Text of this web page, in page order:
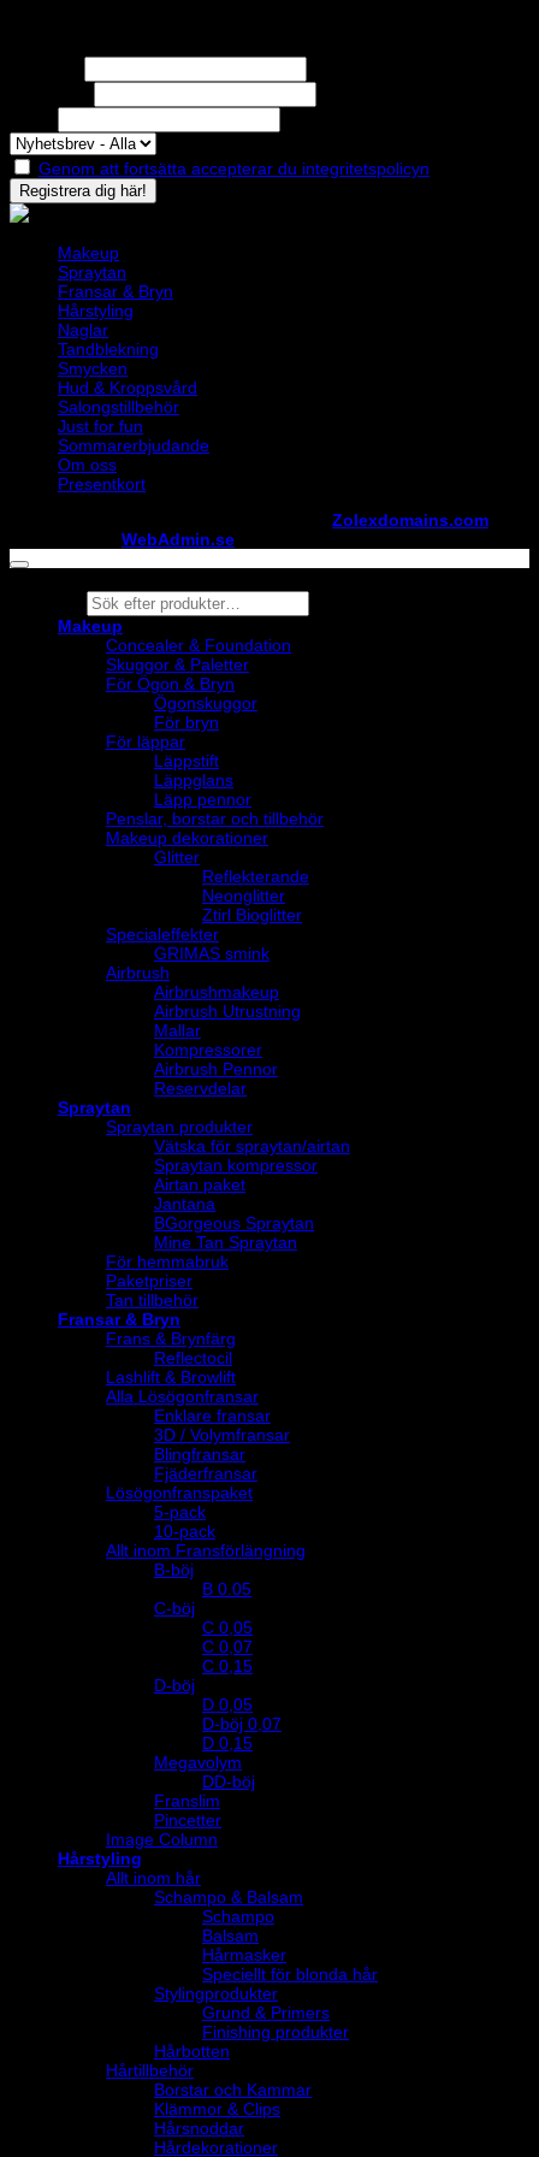
Genom att fortsätta accepterar du integritetspolicyn
Makeup
Spraytan
Fransar & Bryn
Hårstyling
Naglar
Tandblekning
Smycken
Hud & Kroppsvård
Salongstillbehör
Just for fun
Sommarerbjudande
Om oss
Presentkort
Zolexdomains.com
WebAdmin.se
Products
search
Makeup
Concealer & Foundation
Skuggor & Paletter
För Ögon & Bryn
Ögonskuggor
För bryn
För läppar
Läppstift
Läppglans
Läpp pennor
Penslar, borstar och tillbehör
Makeup dekorationer
Glitter
Reflekterande
Neonglitter
Ztirl Bioglitter
Specialeffekter
GRIMAS smink
Airbrush
Airbrushmakeup
Airbrush Utrustning
Mallar
Kompressorer
Airbrush Pennor
Reservdelar
Spraytan
Spraytan produkter
Vätska för spraytan/airtan
Spraytan kompressor
Airtan paket
Jantana
BGorgeous Spraytan
Mine Tan Spraytan
För hemmabruk
Paketpriser
Tan tillbehör
Fransar & Bryn
Frans & Brynfärg
Reflectocil
Lashlift & Browlift
Alla Lösögonfransar
Enklare fransar
3D / Volymfransar
Blingfransar
Fjäderfransar
Lösögonfranspaket
5-pack
10-pack
Allt inom Fransförlängning
B-böj
B 0.05
C-böj
C 0,05
C 0,07
C 0,15
D-böj
D 0,05
D-böj 0,07
D 0,15
Megavolym
DD-böj
Franslim
Pincetter
Image Column
Hårstyling
Allt inom hår
Schampo & Balsam
Schampo
Balsam
Hårmasker
Speciellt för blonda hår
Stylingprodukter
Grund & Primers
Finishing produkter
Hårbotten
Hårtillbehör
Borstar och Kammar
Klämmor & Clips
Hårsnoddar
Hårdekorationer